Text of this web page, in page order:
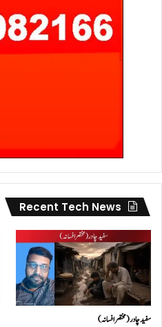
Recent Tech News
سفید چادر( مختصر افسانہ)